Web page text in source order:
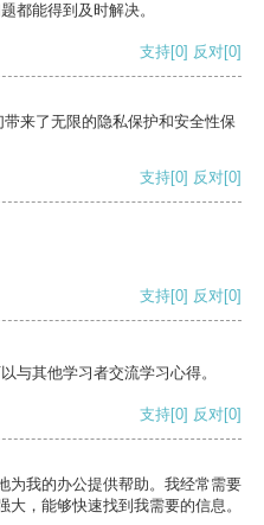
都能得到及时解决。
支持[0] 反对[0]
来了无限的隐私保护和安全性保
支持[0] 反对[0]
支持[0] 反对[0]
与其他学习者交流学习心得。
支持[0] 反对[0]
为我的办公提供帮助。我经常需要
，能够快速找到我需要的信息。